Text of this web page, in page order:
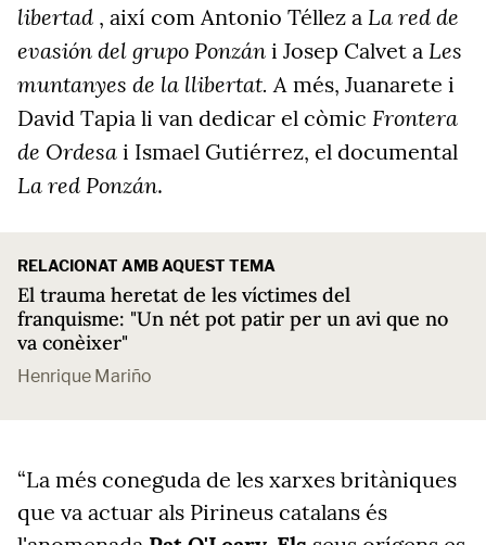
libertad , així com Antonio Téllez a La red de
evasióndel grupo Ponzán i Josep Calvet a Les
muntanyes de la llibertat. A més, Juanarete i
David Tapia li van dedicar el còmic Frontera
de Ordesa i Ismael Gutiérrez, el documental
La red Ponzán.
RELACIONAT AMB AQUEST TEMA
El trauma heretat de les víctimes del
franquisme: "Un nét pot patir per un avi que no
va conèixer"
Henrique Mariño
“La més coneguda de les xarxes britàniques
que va actuar als Pirineus catalans és